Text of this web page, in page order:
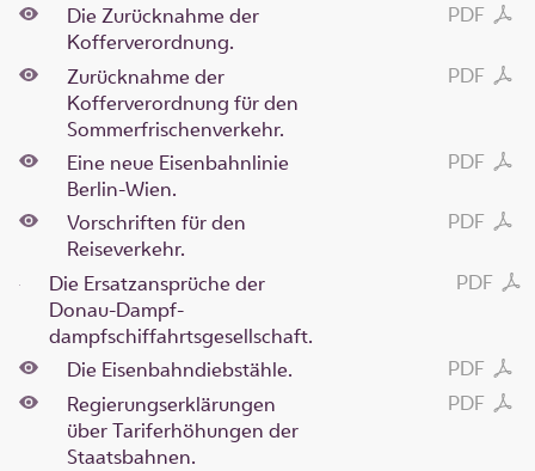
PDF
Die Zurücknahme der
Kofferverordnung.
PDF
Zurücknahme der
Kofferverordnung für den
Sommerfrischenverkehr.
PDF
Eine neue Eisenbahnlinie
Berlin-Wien.
PDF
Vorschriften für den
Reiseverkehr.
PDF
Die Ersatzansprüche der
Donau-Dampf-
dampfschiffahrtsgesellschaft.
PDF
Die Eisenbahndiebstähle.
PDF
Regierungserklärungen
über Tariferhöhungen der
Staatsbahnen.